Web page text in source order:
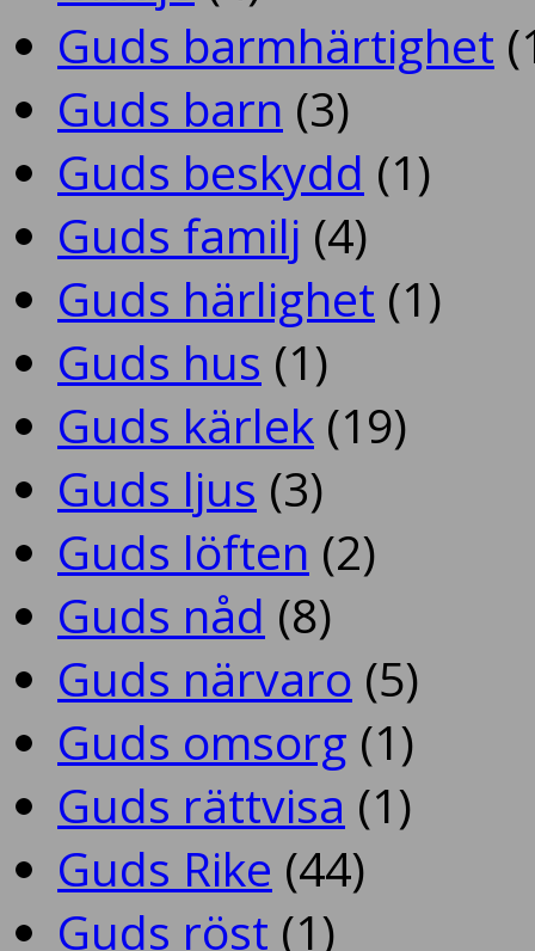
Guds barmhärtighet
Guds barn (3)
Guds beskydd (1)
Guds familj (4)
Guds härlighet (1)
Guds hus (1)
Guds kärlek (19)
Guds ljus (3)
Guds löften (2)
Guds nåd (8)
Guds närvaro (5)
Guds omsorg (1)
Guds rättvisa (1)
Guds Rike (44)
Guds röst (1)